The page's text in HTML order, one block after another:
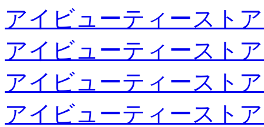
アイビューティースト
アイビューティースト
アイビューティースト
アイビューティースト